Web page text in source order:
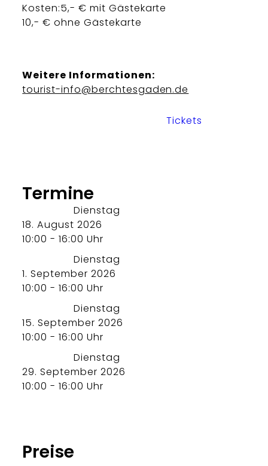
Kosten:5,- € mit Gästekarte
10,- € ohne Gästekarte
Weitere Informationen:
tourist-info@berchtesgaden.de
Tickets
Termine
Dienstag
18. August 2026
10:00 - 16:00 Uhr
Dienstag
1. September 2026
10:00 - 16:00 Uhr
Dienstag
15. September 2026
10:00 - 16:00 Uhr
Dienstag
29. September 2026
10:00 - 16:00 Uhr
Preise